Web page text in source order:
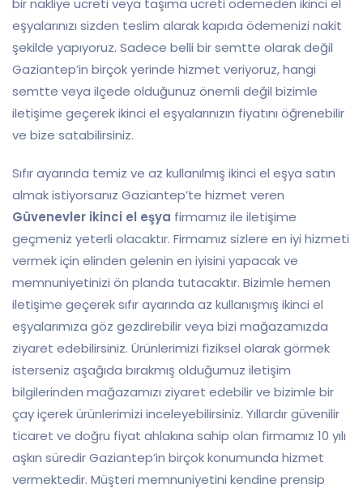
eşyalarınızı sizden teslim alarak kapıda ödemenizi nakit
şekilde yapıyoruz. Sadece belli bir semtte olarak değil
Gaziantep’in birçok yerinde hizmet veriyoruz, hangi
semtte veya ilçede olduğunuz önemli değil bizimle
iletişime geçerek ikinci el eşyalarınızın fiyatını öğrenebilir
ve bize satabilirsiniz.
Sıfır ayarında temiz ve az kullanılmış ikinci el eşya satın
almak istiyorsanız Gaziantep’te hizmet veren
Güvenevler ikinci el eşya firmamız ile iletişime
geçmeniz yeterli olacaktır. Firmamız sizlere en iyi hizmeti
vermek için elinden gelenin en iyisini yapacak ve
memnuniyetinizi ön planda tutacaktır. Bizimle hemen
iletişime geçerek sıfır ayarında az kullanışmış ikinci el
eşyalarımıza göz gezdirebilir veya bizi mağazamızda
ziyaret edebilirsiniz. Ürünlerimizi fiziksel olarak görmek
isterseniz aşağıda bırakmış olduğumuz iletişim
bilgilerinden mağazamızı ziyaret edebilir ve bizimle bir
çay içerek ürünlerimizi inceleyebilirsiniz. Yıllardır güvenilir
ticaret ve doğru fiyat ahlakına sahip olan firmamız 10 yılı
aşkın süredir Gaziantep’in birçok konumunda hizmet
vermektedir. Müşteri memnuniyetini kendine prensip